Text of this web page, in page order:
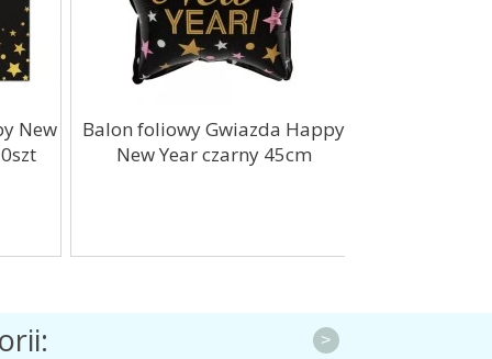
Balon foliowy Gwiazda Happy
New Year czarny 45cm
>